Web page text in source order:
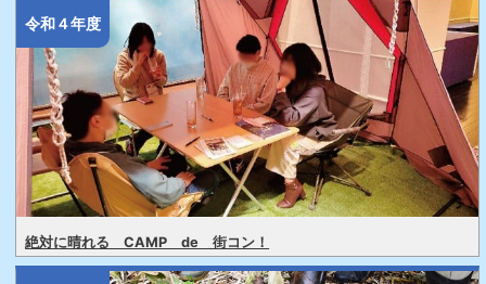
令和４年度
絶対に晴れる CAMP de 街コン！